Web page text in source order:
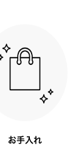
お手入れ